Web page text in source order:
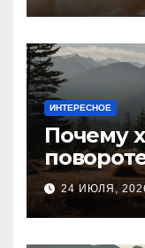
ИНТЕРЕСНОЕ
Почему
24 ИЮЛЯ,